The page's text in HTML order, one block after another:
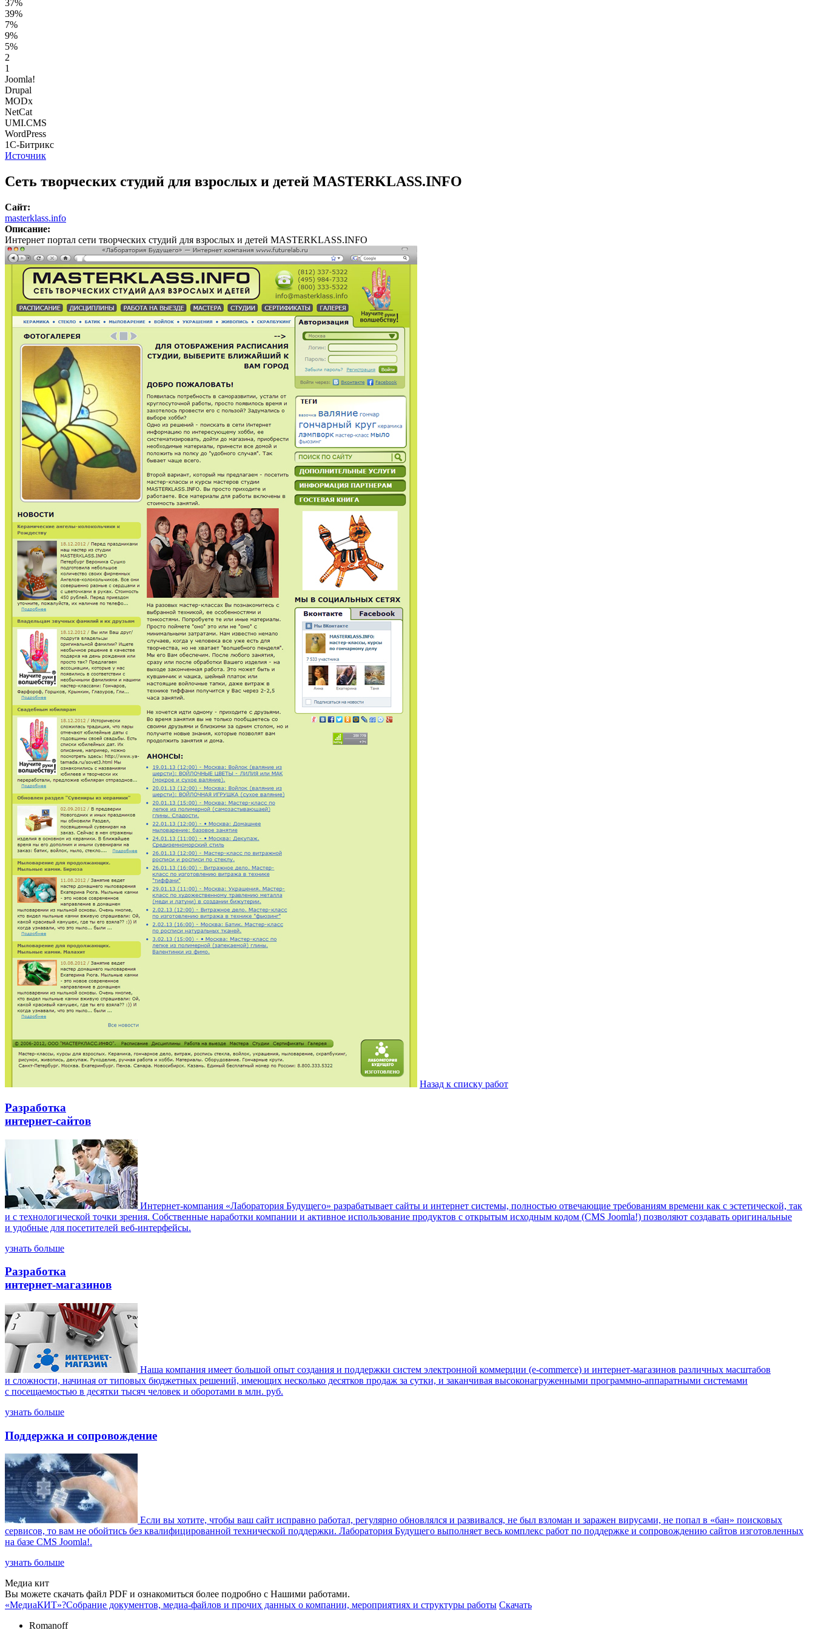
37%
39%
7%
9%
5%
2
1
Joomla!
Drupal
MODx
NetCat
UMI.CMS
WordPress
1С-Битрикс
Источник
Сеть творческих студий для взрослых и детей MASTERKLASS.INFO
Сайт:
masterklass.info
Описание:
Интернет портал сети творческих студий для взрослых и детей MASTERKLASS.INFO
Назад к списку работ
Разработка
интернет-сайтов
Интернет-компания «Лаборатория Будущего» разрабатывает сайты и интернет системы, полностью отвечающие требованиям времени как с эстетической, так
и с технологической точки зрения. Собственные наработки компании и активное использование продуктов с открытым исходным кодом (CMS Joomla!) позволяют создавать оригинальные
и удобные для посетителей веб-интерфейсы.
узнать больше
Разработка
интернет-магазинов
Наша компания имеет большой опыт создания и поддержки систем электронной коммерции (e-commerce) и интернет-магазинов различных масштабов
и сложности, начиная от типовых бюджетных решений, имеющих несколько десятков продаж за сутки, и заканчивая высоконагруженными программно-аппаратными системами
с посещаемостью в десятки тысяч человек и оборотами в млн. руб.
узнать больше
Поддержка и сопровождение
Если вы хотите, чтобы ваш сайт исправно работал, регулярно обновлялся и развивался, не был взломан и заражен вирусами, не попал в «бан» поисковых
сервисов, то вам не обойтись без квалифицированной технической поддержки. Лаборатория Будущего выполняет весь комплекс работ по поддержке и сопровождению сайтов изготовленных
на базе CMS Joomla!.
узнать больше
Медиа кит
Вы можете скачать файл PDF и ознакомиться более подробно с Нашими работами.
«МедиаКИТ»?Собрание документов, медиа-файлов и прочих данных о компании, мероприятиях и структуры работы Скачать
Romanoff